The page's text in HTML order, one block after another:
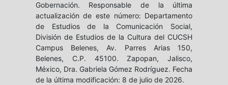
Gobernación. Responsable de la última
actualización de este número: Departamento
de Estudios de la Comunicación Social,
División de Estudios de la Cultura del CUCSH
Campus Belenes, Av. Parres Arias 150,
Belenes, C.P. 45100. Zapopan, Jalisco,
México, Dra. Gabriela Gómez Rodríguez. Fecha
de la última modificación: 8 de julio de 2026.